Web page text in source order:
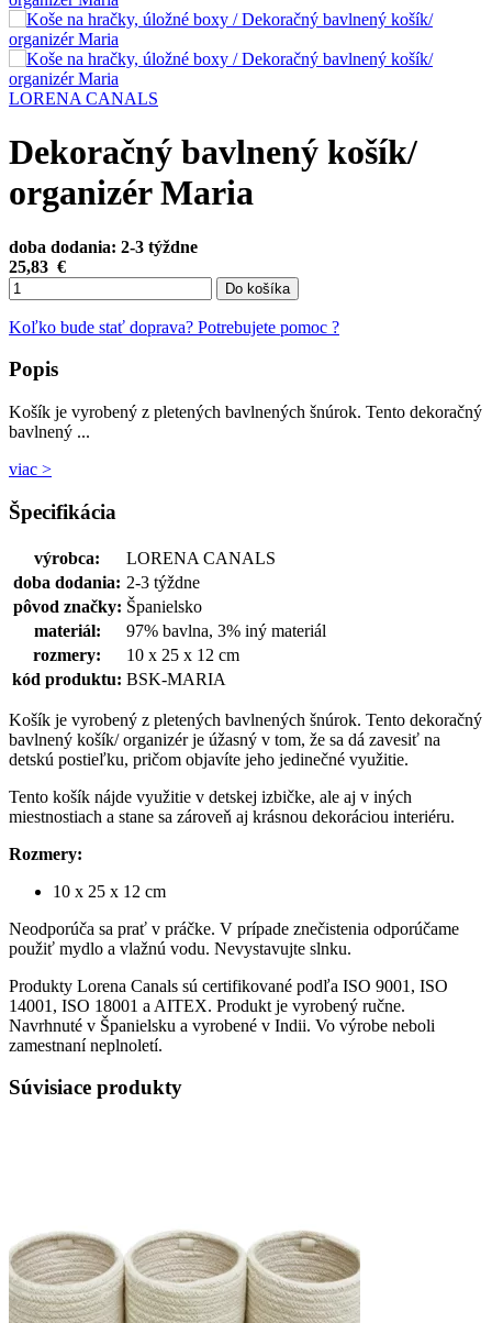
LORENA CANALS
Dekoračný bavlnený košík/
organizér Maria
doba dodania: 2-3 týždne
25,83 €
Do košíka
Koľko bude stať doprava? Potrebujete pomoc ?
Popis
Košík je vyrobený z pletených bavlnených šnúrok. Tento dekoračný
bavlnený ...
viac >
Špecifikácia
výrobca:
LORENA CANALS
doba dodania: 2-3 týždne
pôvod značky: Španielsko
materiál:
97% bavlna, 3% iný materiál
rozmery:
10 x 25 x 12 cm
kód produktu: BSK-MARIA
Košík je vyrobený z pletených bavlnených šnúrok. Tento dekoračný
bavlnený košík/ organizér je úžasný v tom, že sa dá zavesiť na
detskú postieľku, pričom objavíte jeho jedinečné využitie.
Tento košík nájde využitie v detskej izbičke, ale aj v iných
miestnostiach a stane sa zároveň aj krásnou dekoráciou interiéru.
Rozmery:
10 x 25 x 12 cm
Neodporúča sa prať v práčke. V prípade znečistenia odporúčame
použiť mydlo a vlažnú vodu. Nevystavujte slnku.
Produkty Lorena Canals sú certifikované podľa ISO 9001, ISO
14001, ISO 18001 a AITEX. Produkt je vyrobený ručne.
Navrhnuté v Španielsku a vyrobené v Indii. Vo výrobe neboli
zamestnaní neplnoletí.
Súvisiace produkty